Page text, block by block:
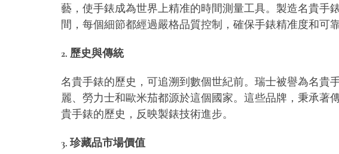
藝，使手錶成為世界上精准的時間測量工具。製造名貴手
間，每個細節都經過嚴格品質控制，確保手錶精准度和可靠
2. 歷史與傳統
名貴手錶的歷史，可追溯到數個世紀前。瑞士被譽為名貴
麗、勞力士和歐米茄都源於這個國家。這些品牌，秉承著
貴手錶的歷史，反映製錶技術進步。
3. 珍藏品市場價值